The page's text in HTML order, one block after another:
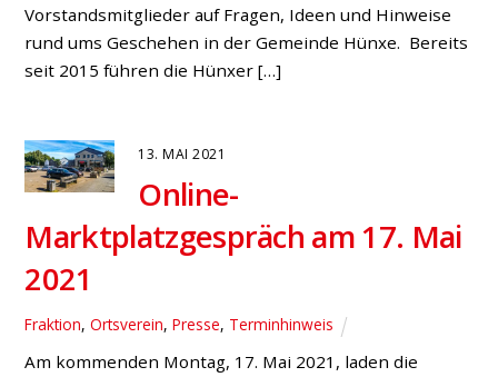
Vorstandsmitglieder auf Fragen, Ideen und Hinweise
rund ums Geschehen in der Gemeinde Hünxe. Bereits
seit 2015 führen die Hünxer […]
13. MAI 2021
Online-
Marktplatzgespräch am 17. Mai
2021
Fraktion,Ortsverein,Presse, Terminhinweis
Am kommenden Montag, 17. Mai 2021, laden die